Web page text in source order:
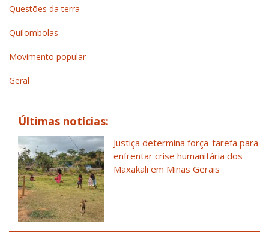
Questões da terra
Quilombolas
Movimento popular
Geral
Últimas notícias:
Justiça determina força-tarefa para
enfrentar crise humanitária dos
Maxakali em Minas Gerais